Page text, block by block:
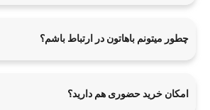
چطور میتونم باهاتون در ارتباط باشم؟
امکان خرید حضوری هم دارید؟